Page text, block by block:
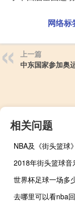
网络标
上一篇
中东国家参加奥
相关问题
世界杯足球一场多
去哪里可以看nba